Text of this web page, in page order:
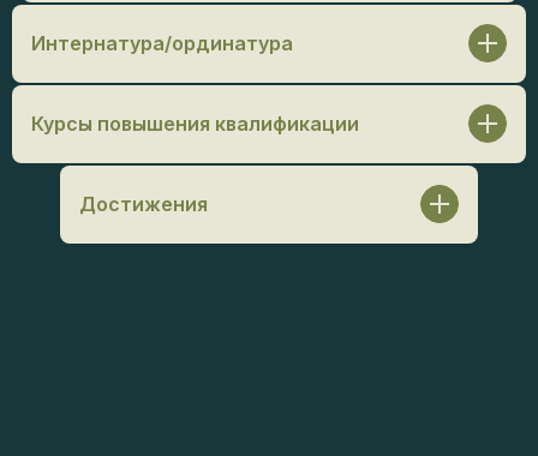
МГМСУ им. А. И. Евдокимова / Стоматология, 2022 г.
Интернатура/ординатура
Ординатура:МГМСУ им. А. И. Евдокимова /
Хирургическая стоматология, 2025 г.
Курсы повышения квалификации
Воловиков О.И. «Навигационная хирургия.
Планирование и моделирование хирургических
шаблонов», 2021 г.
Стоматологический конгресс «Next new generation»,
Достижения